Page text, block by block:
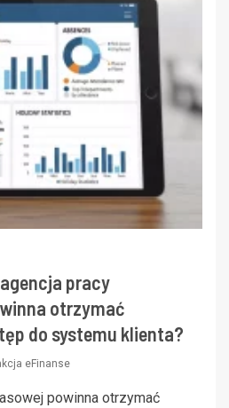
pracy
otrzymać
do systemu klienta?
eFinanse
powinna otrzymać